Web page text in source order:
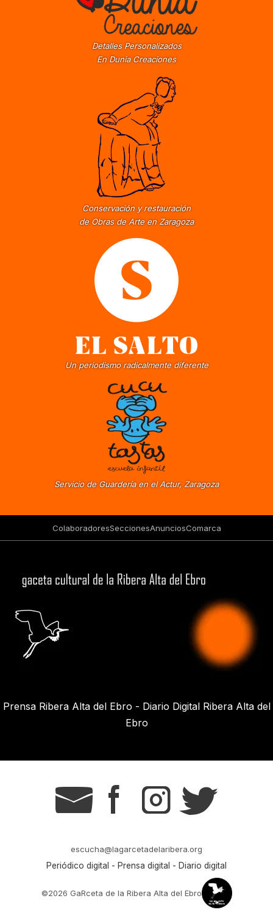
Detalles Personalizados
En Dunia Creaciones
Conservación y restauración
de Obras de Arte en Zaragoza
Un periodismo radicalmente diferente
Servicio de Guardería en el Actur, Zaragoza
ColaboradoresSeccionesAnunciosComarca
Prensa Ribera Alta del Ebro - Diario Digital Ribera Alta del
Ebro
g s t r
escucha@lagarcetadelaribera.org
Periódico digital - Prensa digital - Diario digital
©2026 GaRceta de la Ribera Alta del Ebro